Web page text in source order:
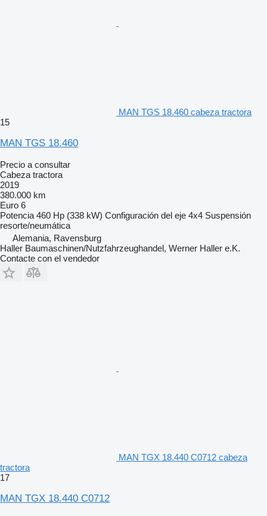
MAN TGS 18.460 cabeza tractora
15
MAN TGS 18.460
Precio a consultar
Cabeza tractora
2019
380.000 km
Euro 6
Potencia 460 Hp (338 kW) Configuración del eje 4x4 Suspensión
resorte/neumática
Alemania, Ravensburg
Haller Baumaschinen/Nutzfahrzeughandel, Werner Haller e.K.
Contacte con el vendedor
MAN TGX 18.440 C0712 cabeza
tractora
17
MAN TGX 18.440 C0712